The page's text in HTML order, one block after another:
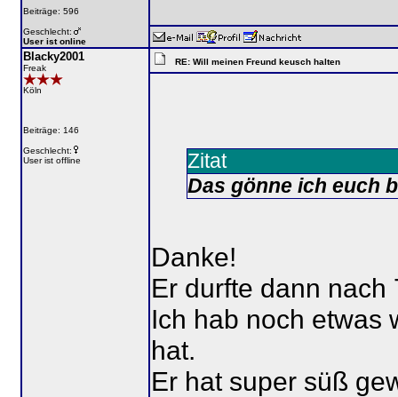
Beiträge: 596
Geschlecht:
User ist online
Blacky2001
Freak
Köln
Beiträge: 146
Geschlecht:
User ist offline
RE: Will meinen Freund keusch halten
Zitat
Das gönne ich euch
Danke!
Er durfte dann
Ich hab noch etwas
hat.
Er hat super süß